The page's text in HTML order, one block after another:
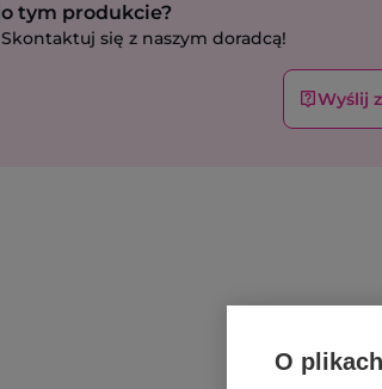
O
o tym produkcie?
Skontaktuj się z naszym doradcą!
Wyślij